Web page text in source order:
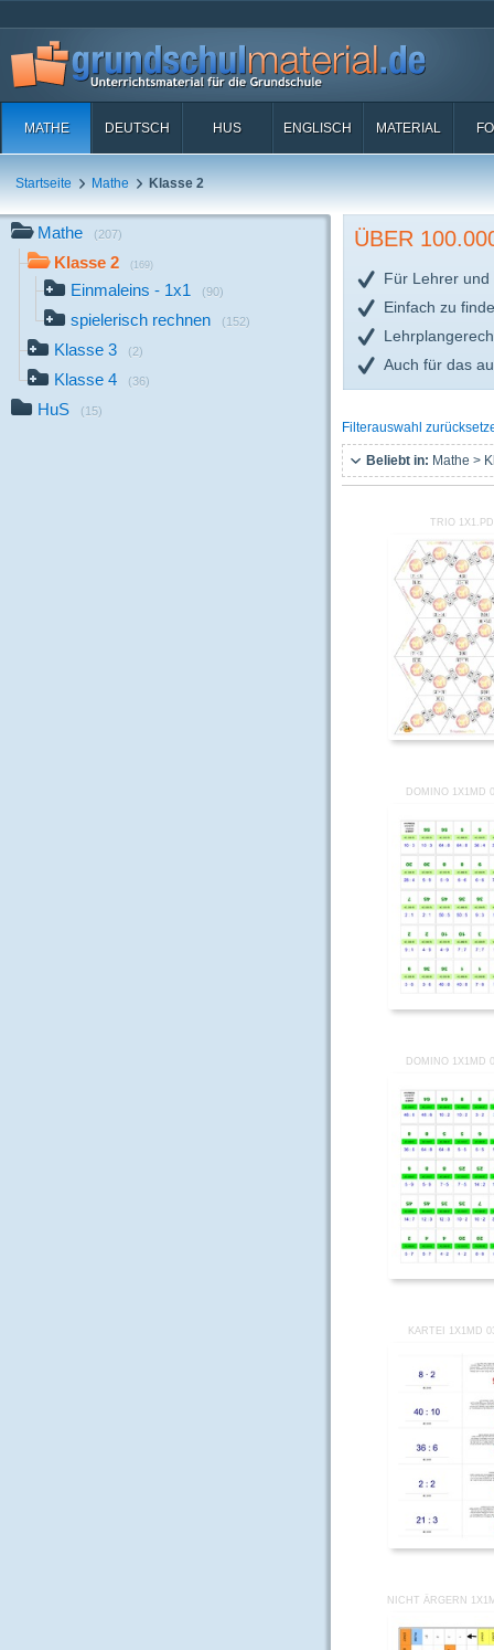
MATHE DEUTSCH HUS ENGLISCH MATERIAL
Startseite Mathe Klasse 2
Mathe (207)
Klasse 2 (169)
Einmaleins - 1x1 (90)
spielerisch rechnen (152)
Klasse 3 (2)
Klasse 4 (36)
HuS (15)
ÜBER
Für Lehrer und
Einfach zu
Auch für das
Filterauswahl
Beliebt in: Mathe >
TRIO
DOMINO 1X1MD
DOMINO 1X1MD
KARTEI 1X1MD
NICHT ÄRGERN